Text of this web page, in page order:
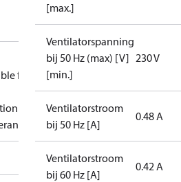
for
/
[max.]
Ventilatorspanning
bij 50 Hz (max) [V]
[min.]
230 V
Ventilatorstroom
bij 50 Hz [A]
0.48 A
Ventilatorstroom
bij 60 Hz [A]
0.42 A